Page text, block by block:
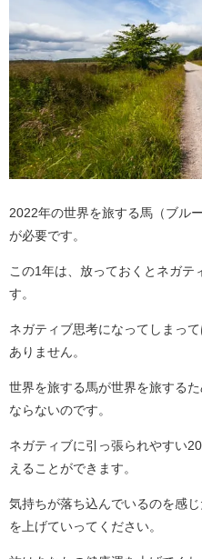
2022年の世界を旅する馬（ブル
が必要です。
この1年は、放っておくとネガテ
す。
ネガティブ思考になってしまっ
ありません。
世界を旅する馬が世界を旅する
ならないのです。
ネガティブに引っ張られやすい
えることができます。
気持ちが落ち込んでいるのを感
を上げていってください。